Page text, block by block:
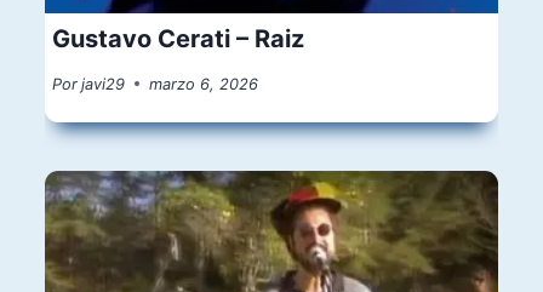
Gustavo Cerati – Raiz
Por javi29 marzo 6, 2026